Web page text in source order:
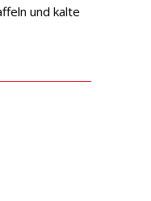
und kalte